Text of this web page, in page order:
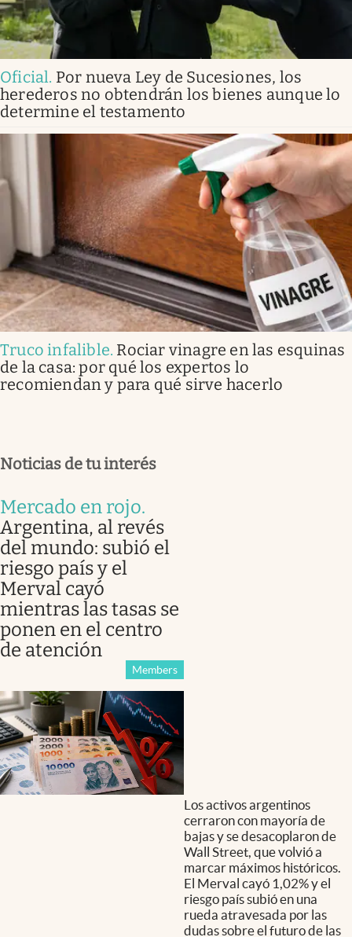
Oficial. Por nueva Ley de Sucesiones, los
herederos no obtendrán los bienes aunque lo
determine el testamento
Truco infalible. Rociar vinagre en las esquinas
de la casa: por qué los expertos lo
recomiendan y para qué sirve hacerlo
Noticias de tu interés
Mercado en rojo.
Argentina, al revés
del mundo: subió el
riesgo país y el
Merval cayó
mientras las tasas se
ponen en el centro
de atención
Members
Los activos argentinos
cerraron con mayoría de
bajas y se desacoplaron de
Wall Street, que volvió a
marcar máximos históricos.
El Merval cayó 1,02% y el
riesgo país subió en una
rueda atravesada por las
dudas sobre el futuro de las